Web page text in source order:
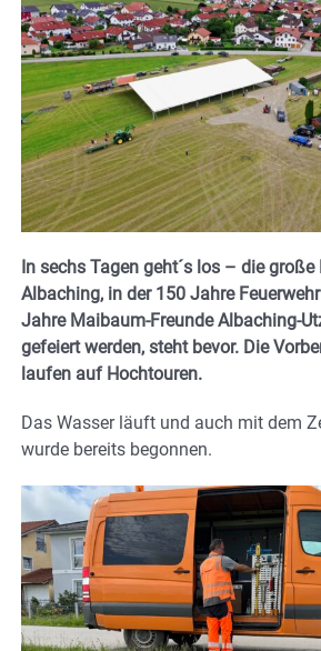
In sechs Tagen geht´s los – die
Albaching, in der 150 Jahre
Jahre Maibaum-Freunde Albaching-
gefeiert werden, steht bevor. Die
laufen auf Hochtouren.
Das Wasser läuft und auch mit dem
wurde bereits begonnen.